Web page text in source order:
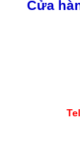
Cửa
- Giao hàng